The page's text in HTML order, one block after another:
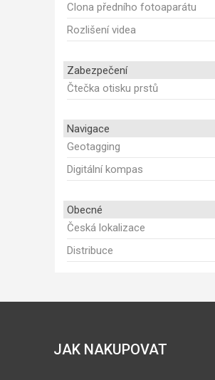
Clona předního fotoaparátu
Rozlišení videa
Zabezpečení
Čtečka otisku prstů
Navigace
Geotagging
Digitální kompas
Obecné
Česká lokalizace
Distribuce
JAK NAKUPOVAT